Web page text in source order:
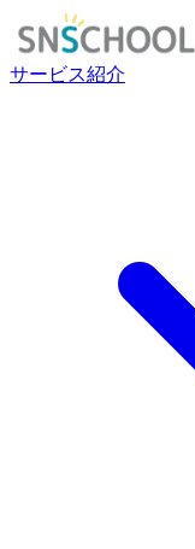
サービス紹介